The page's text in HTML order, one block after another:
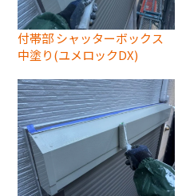
付帯部 シャッターボックス
中塗り(ユメロックDX)